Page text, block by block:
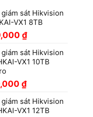
giám sát Hikvision
VX1 8TB
₫
giám sát Hikvision
VX1 10TB
₫
giám sát Hikvision
VX1 12TB